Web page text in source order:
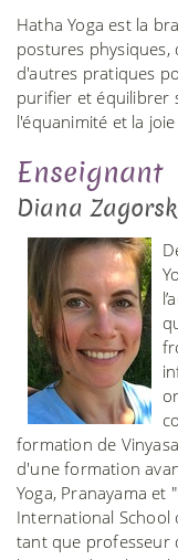
Hatha Yoga est la
postures
d'autres pratiques
purifier et équilibrer
l'équanimité et la
Enseignant
Diana
formation de
d'une formation
Yoga, Pranayama et
International School
tant que professeur